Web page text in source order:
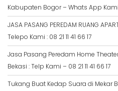
Kabupaten Bogor – Whats App Kami :
JASA PASANG PEREDAM RUANG
Telepo Kami : 08 21 11 41 66 17
Jasa Pasang Peredam Home
Bekasi : Telp Kami – 08 21 11 41 66 17
Tukang Buat Kedap Suara di Mekar